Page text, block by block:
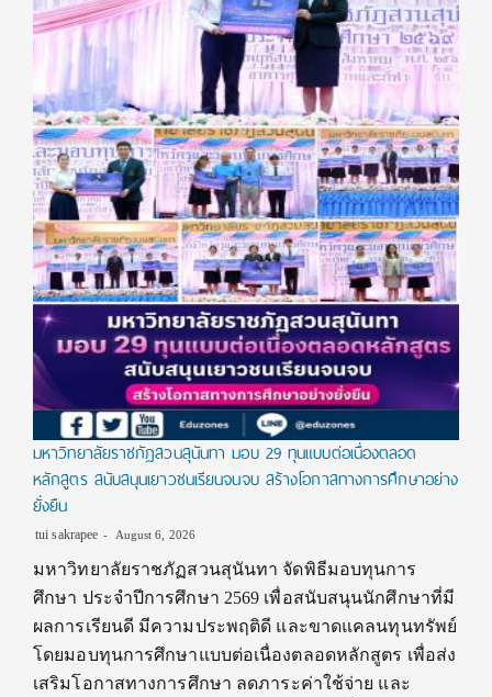
มหาวิทยาลัยราชภัฏสวนสุนันทา มอบ 29 ทุนแบบต่อเนื่องตลอด
หลักสูตร สนับสนุนเยาวชนเรียนจนจบ สร้างโอกาสทางการศึกษาอย่าง
ยั่งยืน
tui sakrapee August 6, 2026
มหาวิทยาลัยราชภัฏสวนสุนันทา จัดพิธีมอบทุนการ
ศึกษา ประจำปีการศึกษา 2569 เพื่อสนับสนุนนักศึกษาที่มี
ผลการเรียนดี มีความประพฤติดี และขาดแคลนทุนทรัพย์
โดยมอบทุนการศึกษาแบบต่อเนื่องตลอดหลักสูตร เพื่อส่ง
เสริมโอกาสทางการศึกษา ลดภาระค่าใช้จ่าย และ